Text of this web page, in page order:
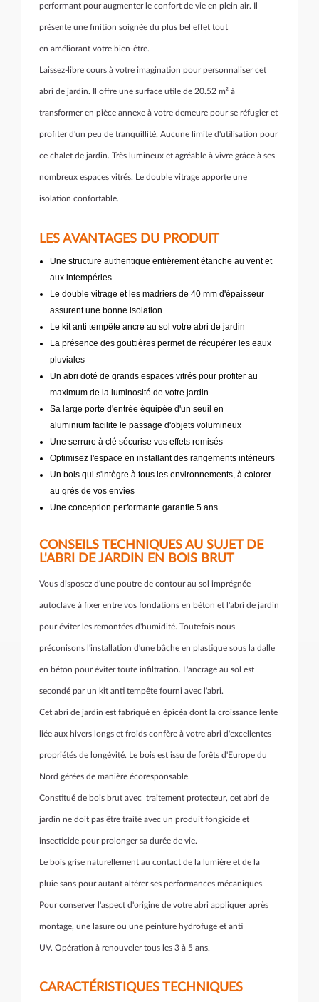
performant pour augmenter le confort de vie en plein air. Il
présente une finition soignée du plus bel effet tout
en améliorant votre bien-être.
Laissez-libre cours à votre imagination pour personnaliser cet
abri de jardin. Il offre une surface utile de 20.52 m² à
transformer en pièce annexe à votre demeure pour se réfugier et
profiter d'un peu de tranquillité. Aucune limite d'utilisation pour
ce chalet de jardin. Très lumineux et agréable à vivre grâce à ses
nombreux espaces vitrés. Le double vitrage apporte une
isolation confortable.
LES AVANTAGES DU PRODUIT
Une structure authentique entièrement étanche au vent et
aux intempéries
Le double vitrage et les madriers de 40 mm d'épaisseur
assurent une bonne isolation
Le kit anti tempête ancre au sol votre abri de jardin
La présence des gouttières permet de récupérer les eaux
pluviales
Un abri doté de grands espaces vitrés pour profiter au
maximum de la luminosité de votre jardin
Sa large porte d'entrée équipée d'un seuil en
aluminium facilite le passage d'objets volumineux
Une serrure à clé sécurise vos effets remisés
Optimisez l'espace en installant des rangements intérieurs
Un bois qui s'intègre à tous les environnements, à colorer
au grès de vos envies
Une conception performante garantie 5 ans
CONSEILS TECHNIQUES AU SUJET DE
L'ABRI DE JARDIN EN BOIS BRUT
Vous disposez d'une poutre de contour au sol imprégnée
autoclave à fixer entre vos fondations en béton et l'abri de jardin
pour éviter les remontées d'humidité. Toutefois nous
préconisons l'installation d'une bâche en plastique sous la dalle
en béton pour éviter toute infiltration. L'ancrage au sol est
secondé par un kit anti tempête fourni avec l'abri.
Cet abri de jardin est fabriqué en épicéa dont la croissance lente
liée aux hivers longs et froids confère à votre abri d'excellentes
propriétés de longévité. Le bois est issu de forêts d'Europe du
Nord gérées de manière écoresponsable.
Constitué de bois brut avec traitement protecteur, cet abri de
jardin ne doit pas être traité avec un produit fongicide et
insecticide pour prolonger sa durée de vie.
Le bois grise naturellement au contact de la lumière et de la
pluie sans pour autant altérer ses performances mécaniques.
Pour conserver l'aspect d'origine de votre abri appliquer après
montage, une lasure ou une peinture hydrofuge et anti
UV. Opération à renouveler tous les 3 à 5 ans.
CARACTÉRISTIQUES TECHNIQUES